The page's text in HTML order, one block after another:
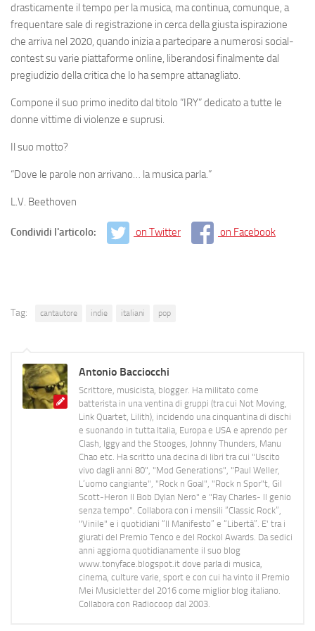
drasticamente il tempo per la musica, ma continua, comunque, a
frequentare sale di registrazione in cerca della giusta ispirazione
che arriva nel 2020, quando inizia a partecipare a numerosi social-
contest su varie piattaforme online, liberandosi finalmente dal
pregiudizio della critica che lo ha sempre attanagliato.
Compone il suo primo inedito dal titolo “IRY” dedicato a tutte le
donne vittime di violenze e suprusi.
Il suo motto?
“Dove le parole non arrivano… la musica parla.”
L.V. Beethoven
Condividi l'articolo: on Twitter on Facebook
Tag: cantautore indie italiani pop
Antonio Bacciocchi
Scrittore, musicista, blogger. Ha militato come
batterista in una ventina di gruppi (tra cui Not Moving,
Link Quartet, Lilith), incidendo una cinquantina di dischi
e suonando in tutta Italia, Europa e USA e aprendo per
Clash, Iggy and the Stooges, Johnny Thunders, Manu
Chao etc. Ha scritto una decina di libri tra cui "Uscito
vivo dagli anni 80", "Mod Generations", "Paul Weller,
L’uomo cangiante", "Rock n Goal", "Rock n Spor"t, Gil
Scott-Heron Il Bob Dylan Nero" e "Ray Charles- Il genio
senza tempo". Collabora con i mensili “Classic Rock”,
"Vinile" e i quotidiani “Il Manifesto” e “Libertà”. E' tra i
giurati del Premio Tenco e del Rockol Awards. Da sedici
anni aggiorna quotidianamente il suo blog
www.tonyface.blogspot.it dove parla di musica,
cinema, culture varie, sport e con cui ha vinto il Premio
Mei Musicletter del 2016 come miglior blog italiano.
Collabora con Radiocoop dal 2003.